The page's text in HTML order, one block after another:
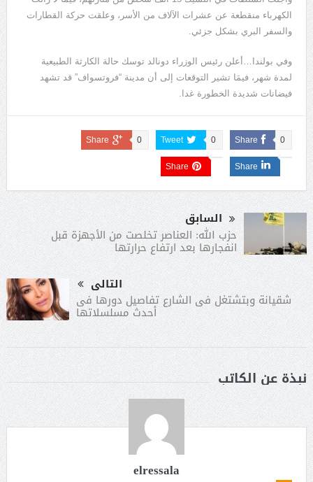
الكهرباء منقطعة عن عشرات الآلاف من الأسر، وعلقت حركة القطارات
والسفر البري بشكل جزئي.
وفي بولندا…أعلن رئيس الوزراء دونالد توسك حالة الكارثة الطبيعية
لمدة شهر، فيمَا تشير التوقعات إلى أن مدينة “فروتسواف” قد تشهد
فيضانات شديدة الخطورة غدا.
Share 0
Tweet 0
Share 0
Share
Share
السابق
حزب الله: العناصر تخلصت من الأجهزة قبل
انفجارها بعد ارتفاع حرارتها
التالى
شقيانة وبتشتغل فى الشارع تفاصيل دورها فى
أحدث مسلسلاتها
نبذة عن الكاتب
elressala